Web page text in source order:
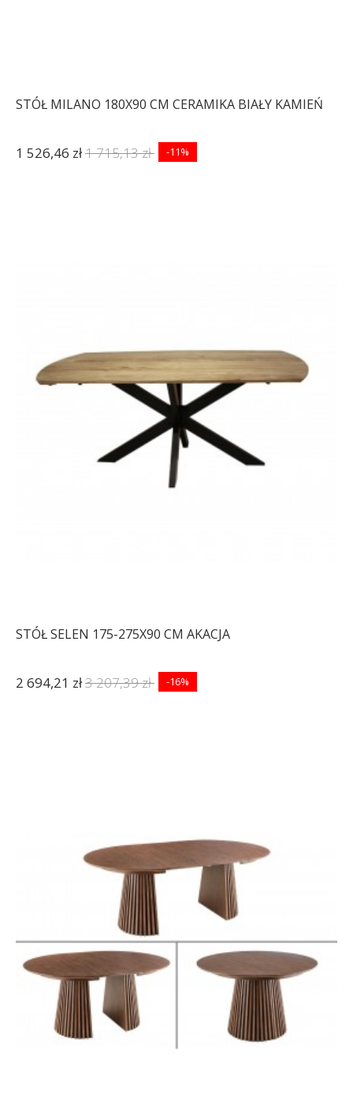
STÓŁ MILANO 180X90 CM CERAMIKA BIAŁY KAMIEŃ
1 526,46 zł1 715,13 zł -11%
STÓŁ SELEN 175-275X90 CM AKACJA
2 694,21 zł3 207,39 zł -16%